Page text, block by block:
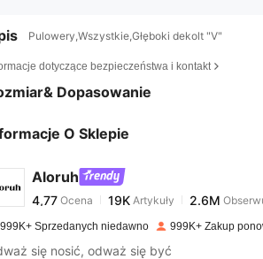
cm / 38 in, Talia: 67 cm / 26 in, Kolor: Kawowy
Pulowery,Wszystkie,Głęboki dekolt "V"
dotyczące bezpieczeństwa i kontakt
Dopasowanie
O Sklepie
Aloruh
4,77 19K
4,77Ocena 19K
0***8 zapłacono1 dzień temu
999K+ Sprzedanych niedawno 999K+ Zakup
się nosić, odważ się być